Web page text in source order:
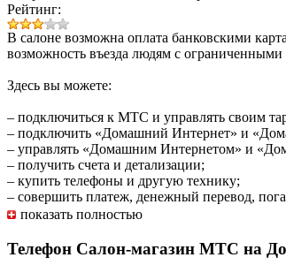
Рейтинг:
В салоне возможна оплата банковскими
возможность въезда людям с
Здесь вы можете:
– подключиться к МТС и управлять своим
– подключить «Домашний Интернет» и
– управлять «Домашним Интернетом» и
– получить счета и детализации;
– купить телефоны и другую технику;
– совершить платеж, денежный перевод,
– купить товар в кредит;
показать полностью
Телефон Салон-магазин МТС на